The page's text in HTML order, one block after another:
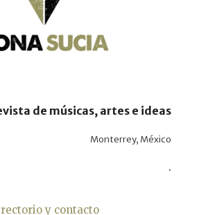
de músicas, artes e ideas
Monterrey, México
.
y contacto